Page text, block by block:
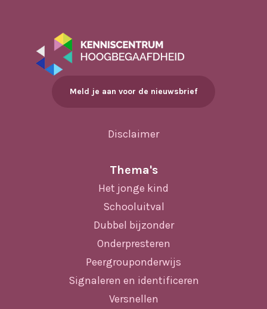
Meld je aan voor de nieuwsbrief
Disclaimer
Thema's
Het jonge kind
Schooluitval
Dubbel bijzonder
Onderpresteren
Peergrouponderwijs
Signaleren en identificeren
Versnellen